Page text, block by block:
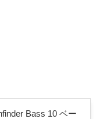
Bass 10 ベー